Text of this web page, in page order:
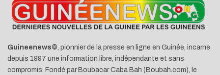
Guineenews©, pionnier de la presse en ligne en Guinée, incarne
depuis 1997 une information libre, indépendante et sans
compromis. Fondé par Boubacar Caba Bah (Boubah.com), le